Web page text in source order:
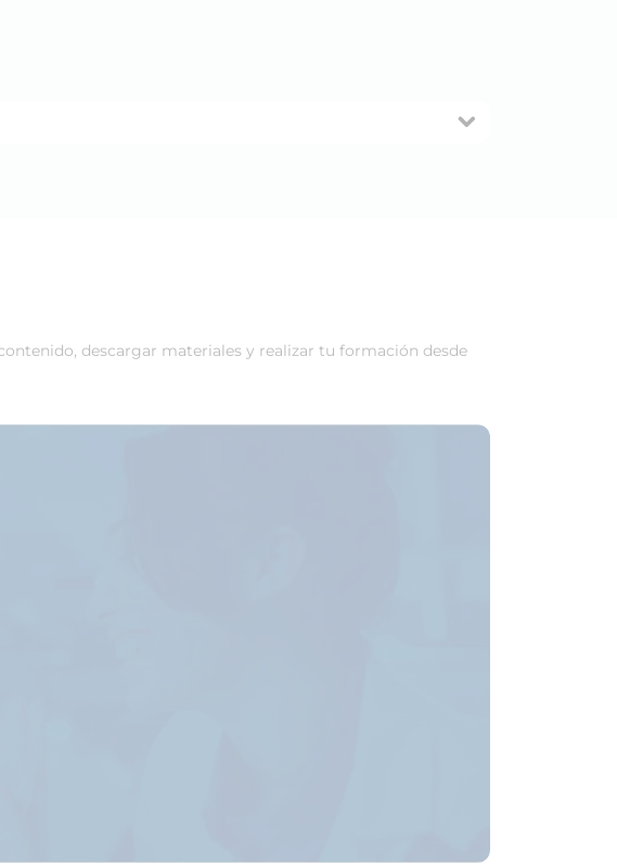
descargar materiales y realizar tu formación desde